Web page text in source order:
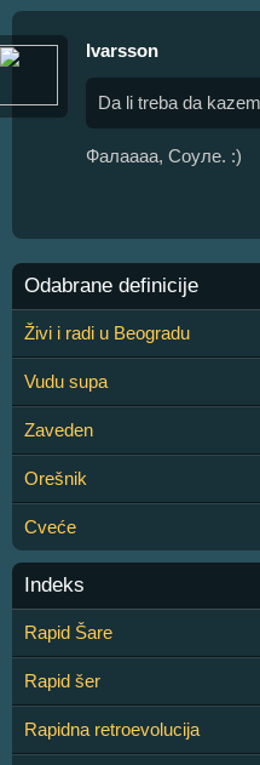
Ivarsson
Da li treba da
Фалаааа, Соуле. :)
Odabrane definicije
Živi i radi u Beogradu
Vudu supa
Zaveden
Orešnik
Cveće
Indeks
Rapid Šare
Rapid šer
Rapidna retroevolucija